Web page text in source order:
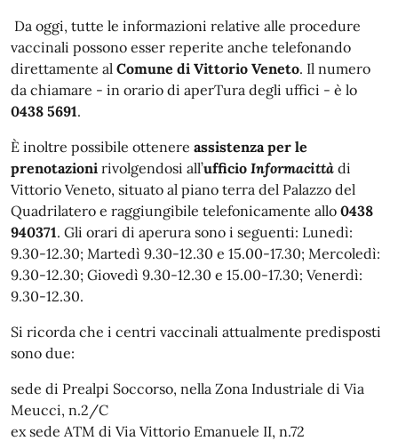
Da oggi, tutte le informazioni relative alle procedure
vaccinali possono esser reperite anche telefonando
direttamente al Comune di Vittorio Veneto. Il numero
da chiamare - in orario di aperTura degli uffici - è lo
0438 5691.
È inoltre possibile ottenere assistenza per le
prenotazioni rivolgendosi all’ufficio Informacittà di
Vittorio Veneto, situato al piano terra del Palazzo del
Quadrilatero e raggiungibile telefonicamente allo 0438
940371. Gli orari di aperura sono i seguenti: Lunedì:
9.30-12.30; Martedì 9.30-12.30 e 15.00-17.30; Mercoledì:
9.30-12.30; Giovedì 9.30-12.30 e 15.00-17.30; Venerdì:
9.30-12.30.
Si ricorda che i centri vaccinali attualmente predisposti
sono due:
sede di Prealpi Soccorso, nella Zona Industriale di Via
Meucci, n.2/C
ex sede ATM di Via Vittorio Emanuele II, n.72